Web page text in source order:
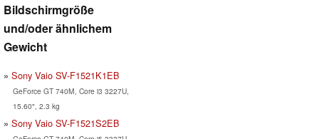
Bildschirmgröße
und/oder ähnlichem
Gewicht
Sony Vaio SV-F1521K1EB
GeForce GT 740M, Core i3 3227U,
15.60", 2.3 kg
Sony Vaio SV-F1521S2EB